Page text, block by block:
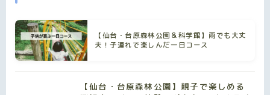
【仙台・台原森林公園＆科学館】雨でも大丈
夫！子連れで楽しんだ一日コース
【仙台・台原森林公園】親子で楽しめる